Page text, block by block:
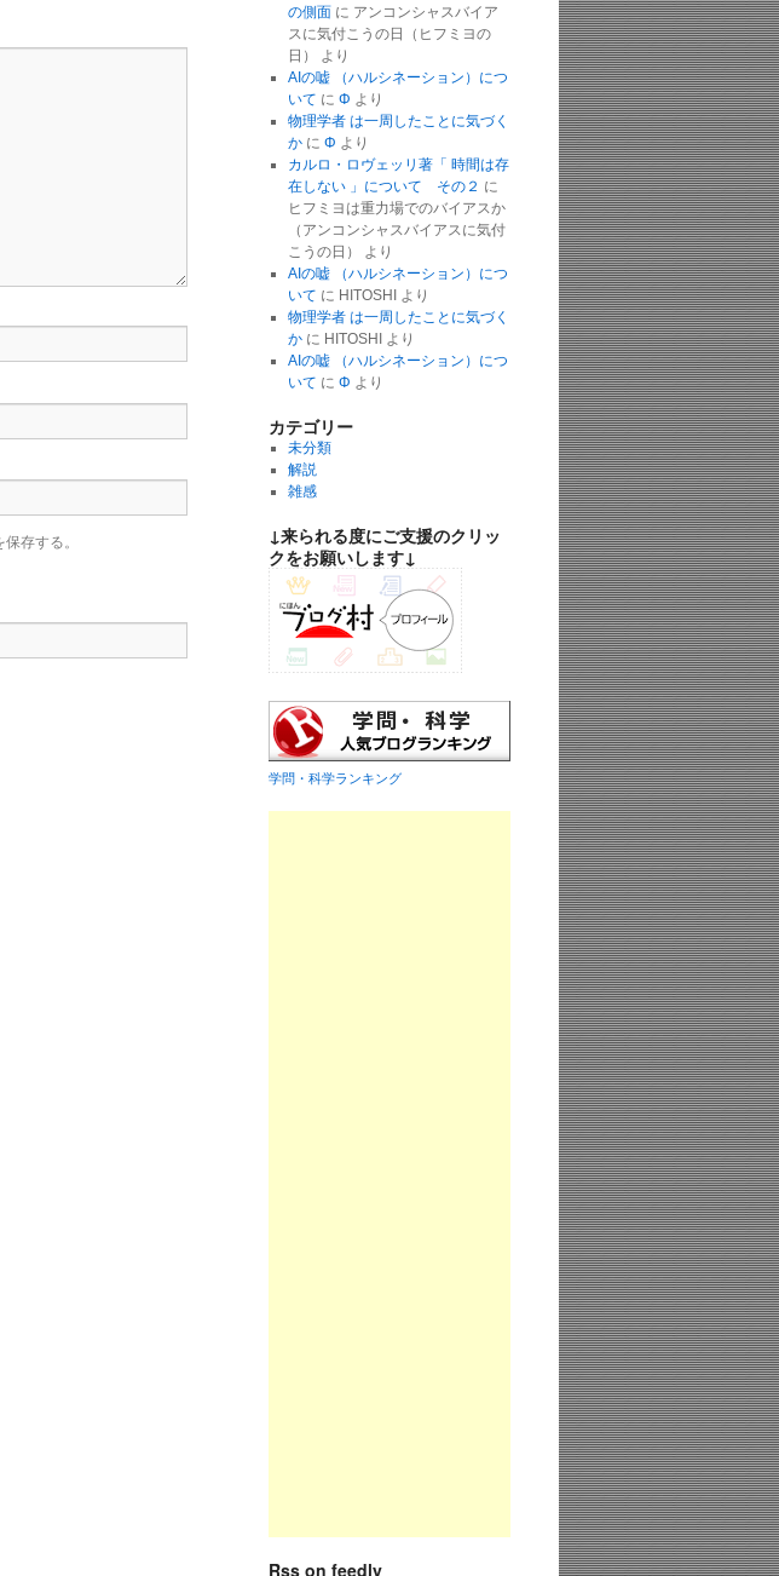
存する。
の側面に アンコンシャスバイア
スに気付こうの日（ヒフミヨの
日）
より
AIの嘘 （ハルシネーション）につ
いて に Φ より
物理学者 は一周したことに気づく
かに Φ より
カルロ・ロヴェッリ著「 時間は存
在しない 」について その２ に
ヒフミヨは重力場でのバイアスか
（アンコンシャスバイアスに気付
こうの日）
より
AIの嘘 （ハルシネーション）につ
いて に HITOSHI
より
物理学者 は一周したことに気づく
かに HITOSHI
より
AIの嘘 （ハルシネーション）につ
いて に Φ より
カテゴリー
未分類
解説
雑感
↓来られる度にご支援のクリッ
クをお願いします↓
学問・科学ランキング
Rss on feedly